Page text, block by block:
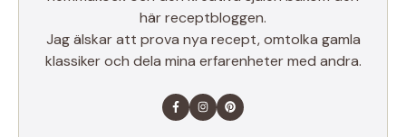
här receptbloggen.
Jag älskar att prova nya recept, omtolka gamla
klassiker och dela mina erfarenheter med andra.